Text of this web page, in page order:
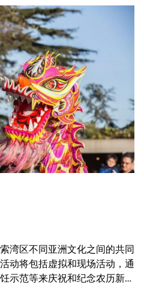
湾区不同亚洲文化之间的共同
动将包括虚拟和现场活动，通
示范等来庆祝和纪念农历新年